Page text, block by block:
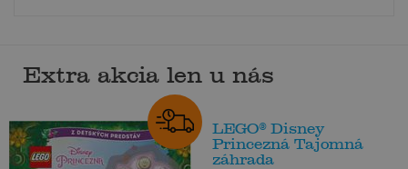
Extra akcia len u nás
LEGO® Disney
Princezná Tajomná
záhrada